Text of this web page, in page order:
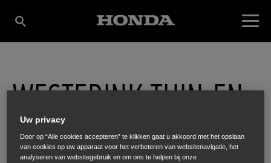
WESTERINK TUIN-EN
PARKMACHINES
Uw privacy
Door op “Alle cookies accepteren” te klikken gaat u akkoord met het opslaan
van cookies op uw apparaat voor het verbeteren van websitenavigatie, het
analyseren van websitegebruik en om ons te helpen bij onze